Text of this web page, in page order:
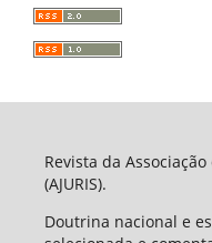
Revista da
(AJURIS).
Doutrina nacional e